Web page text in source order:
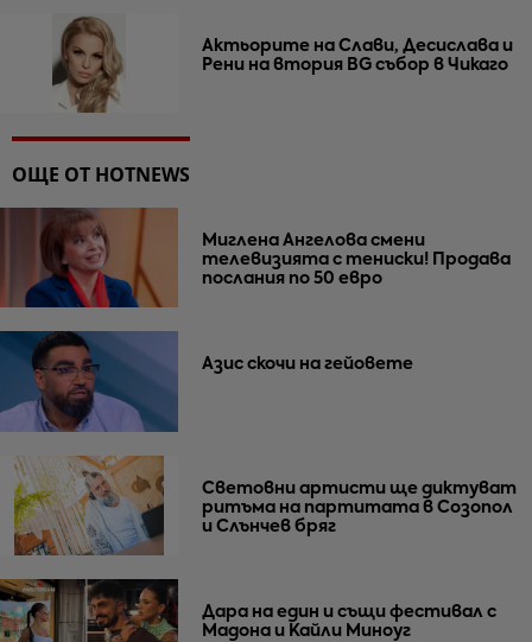
Актьорите на Слави, Десислава и
Рени на втория BG събор в Чикаго
ОЩЕ ОТ HOTNEWS
Миглена Ангелова смени
телевизията с тениски! Продава
послания по 50 евро
Азис скочи на гейовете
Световни артисти ще диктуват
ритъма на партитата в Созопол
и Слънчев бряг
Дара на един и същи фестивал с
Мадона и Кайли Миноуг